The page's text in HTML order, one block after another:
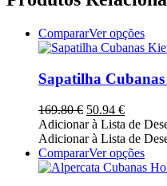
CompararVer opçõesThis
may
be
on
Sapatilha
169.80€ O
preço
original
era:
169.80 €.
50.94 €O
preço
atual
é:
50.94 €.
Adicionar à Lista de
Adicionar à Lista de
CompararVer opçõesThis